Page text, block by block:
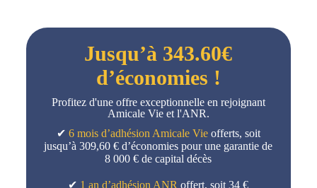
Jusqu’à 343.60€
d’économies !
Profitez d'une offre exceptionnelle en rejoignant
Amicale Vie et l'ANR.
✔ 6 mois d’adhésion Amicale Vieofferts, soit
jusqu’à 309,60 € d’économies pour une garantie de
8 000 € de capital décès
✔ 1 an d’adhésion ANR offert, soit 34 €